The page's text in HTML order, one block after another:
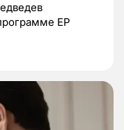
ЕР